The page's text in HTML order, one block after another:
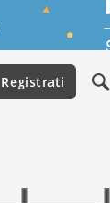
Registrati